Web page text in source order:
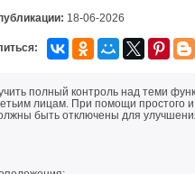
18-06-2026
полный контроль над теми
лицам. При помощи простого
быть отключены для